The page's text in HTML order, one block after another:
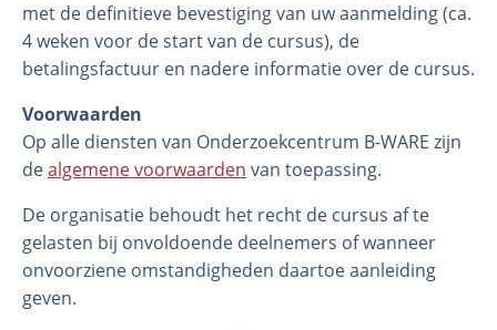
met de definitieve bevestiging van uw aanmelding (ca.
4 weken voor de start van de cursus), de
betalingsfactuur en nadere informatie over de cursus.
Voorwaarden
Op alle diensten van Onderzoekcentrum B-WARE zijn
dealgemene voorwaarden van toepassing.
De organisatie behoudt het recht de cursus af te
gelasten bij onvoldoende deelnemers of wanneer
onvoorziene omstandigheden daartoe aanleiding
geven.